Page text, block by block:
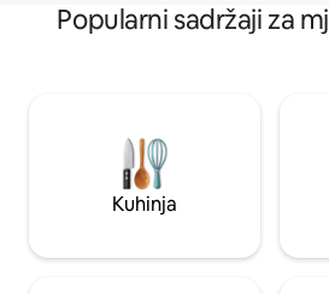
Popularni sadržaji za
Kuhinja